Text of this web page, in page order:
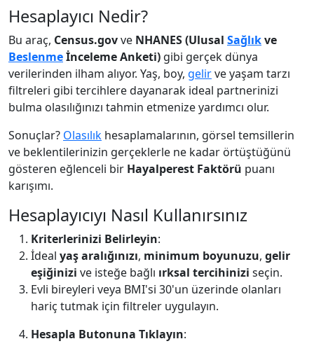
Hesaplayıcı Nedir?
Bu araç, Census.govve NHANES (Ulusal Sağlıkve
Beslenmeİnceleme Anketi) gibi gerçek dünya
verilerinden ilham alıyor. Yaş, boy, gelirve yaşam tarzı
filtreleri gibi tercihlere dayanarak ideal partnerinizi
bulma olasılığınızı tahmin etmenize yardımcı olur.
Sonuçlar? Olasılık hesaplamalarının, görsel temsillerin
ve beklentilerinizin gerçeklerle ne kadar örtüştüğünü
gösteren eğlenceli bir Hayalperest Faktörü puanı
karışımı.
Hesaplayıcıyı Nasıl Kullanırsınız
Kriterlerinizi Belirleyin:
İdeal yaş aralığınızı, minimum boyunuzu, gelir
eşiğinizi ve isteğe bağlı ırksal tercihinizi seçin.
Evli bireyleri veya BMI'si 30'un üzerinde olanları
hariç tutmak için filtreler uygulayın.
Hesapla Butonuna Tıklayın: